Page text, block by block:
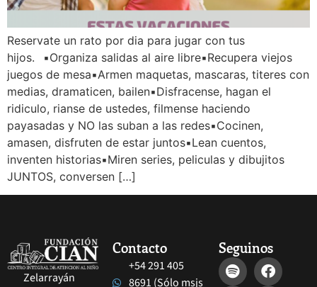
Reservate un rato por dia para jugar con tus
hijos.⠀▪︎Organiza salidas al aire libre▪︎Recupera viejos
juegos de mesa▪︎Armen maquetas, mascaras, titeres con
medias, dramaticen, bailen▪︎Disfracense, hagan el
ridiculo, rianse de ustedes, filmense haciendo
payasadas y NO las suban a las redes▪︎Cocinen,
amasen, disfruten de estar juntos▪︎Lean cuentos,
inventen historias▪︎Miren series, peliculas y dibujitos
JUNTOS, conversen […]
Zelarrayán
Contacto
+54 291 405
8691 (Sólo msjs
Seguinos